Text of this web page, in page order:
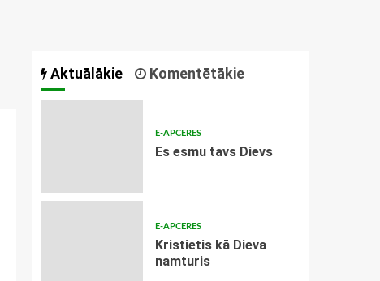
Aktuālākie Komentētākie
E-APCERES
Es esmu tavs Dievs
E-APCERES
Kristietis kā Dieva
namturis